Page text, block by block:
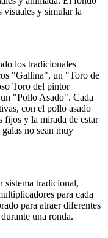
visuales y simular la
los tradicionales
"Gallina", un "Toro de
Toro del pintor
"Pollo Asado". Cada
con el pollo asado
fijos y la mirada de estar
no sean muy
sistema tradicional,
para cada
para atraer diferentes
una ronda.